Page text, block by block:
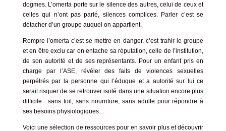
dogmes. L’omerta porte sur le silence des autres, celui de ceux et
celles qui n’ont pas parlé, silences complices. Parler c’est se
détacher d’un groupe auquel on appartient.
Rompre l’omerta c’est se mettre en danger, c’est trahir le groupe
et en être exclu car on entache sa réputation, celle de l’institution,
de son autorité et de ses représentants. Pour un enfant pris en
charge par l’ASE, révéler des faits de violences sexuelles
perpétrés par la personne qui l’éduque et a autorité sur lui ce
serait risquer de se retrouver isolé dans une situation encore plus
difficile : sans toit, sans nourriture, sans adulte pour répondre à
ses besoins physiologiques…
Voici une sélection de ressources pour en savoir plus et découvrir